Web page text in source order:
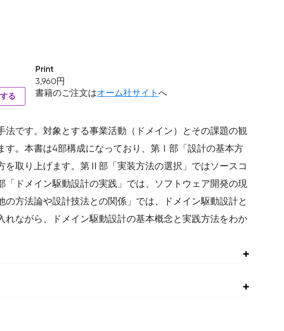
る
Print
3,960円
書籍のご注文はオーム社サイトへ
です。対象とする事業活動（ドメイン）とその課題の観
す。本書は4部構成になっており、第Ⅰ部「設計の基本方
取り上げます。第Ⅱ部「実装方法の選択」ではソースコ
ドメイン駆動設計の実践」では、ソフトウェア開発の現
方法論や設計技法との関係」では、ドメイン駆動設計と
ながら、ドメイン駆動設計の基本概念と実践方法をわか